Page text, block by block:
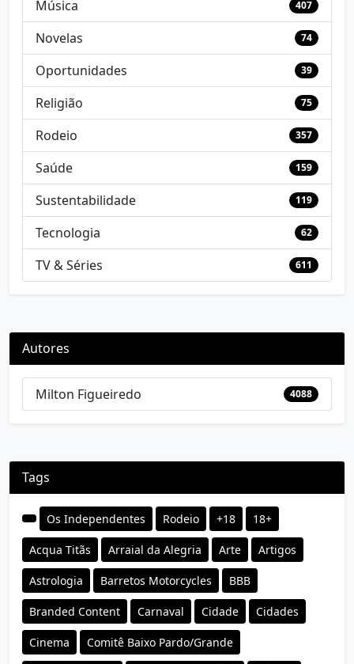
Música 407
Novelas 74
Oportunidades 39
Religião 75
Rodeio 357
Saúde 159
Sustentabilidade 119
Tecnologia 62
TV & Séries 611
Autores
Milton Figueiredo 4088
Tags
Os Independentes Rodeio +18 18+
Acqua Titãs Arraial da Alegria Arte Artigos
Astrologia Barretos Motorcycles BBB
Branded Content Carnaval Cidade Cidades
Cinema Comitê Baixo Pardo/Grande